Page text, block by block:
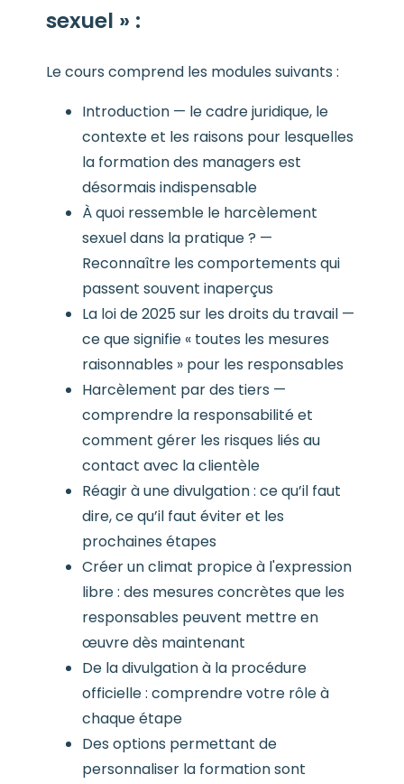
sexuel » :
Le cours comprend les modules suivants :
Introduction — le cadre juridique, le
contexte et les raisons pour lesquelles
la formation des managers est
désormais indispensable
À quoi ressemble le harcèlement
sexuel dans la pratique ? —
Reconnaître les comportements qui
passent souvent inaperçus
La loi de 2025 sur les droits du travail —
ce que signifie « toutes les mesures
raisonnables » pour les responsables
Harcèlement par des tiers —
comprendre la responsabilité et
comment gérer les risques liés au
contact avec la clientèle
Réagir à une divulgation : ce qu’il faut
dire, ce qu’il faut éviter et les
prochaines étapes
Créer un climat propice à l'expression
libre : des mesures concrètes que les
responsables peuvent mettre en
œuvre dès maintenant
De la divulgation à la procédure
officielle : comprendre votre rôle à
chaque étape
Des options permettant de
personnaliser la formation sont